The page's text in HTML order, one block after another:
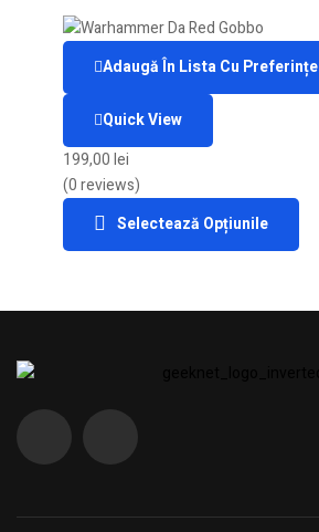
Adaugă În Lista Cu Preferințe
Quick View
199,00lei
(0 reviews)
Selectează Opțiunile